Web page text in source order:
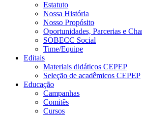
Estatuto
Nossa História
Nosso Propósito
Oportunidades, Parcerias e
SOBECC Social
Time/Equipe
Editais
Materiais didáticos CEPEP
Seleção de acadêmicos CEPEP
Educação
Campanhas
Comitês
Cursos